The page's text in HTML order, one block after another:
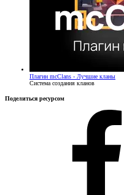
Плагин mcClans - Лучшие кланы
Система создания кланов
Поделиться ресурсом